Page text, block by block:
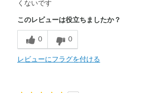
Breathe Well
Comfortable
商品が期待と異なったレビュー
くないです
このレビューは役立ちましたか？
0 0
レビューにフラグを付ける